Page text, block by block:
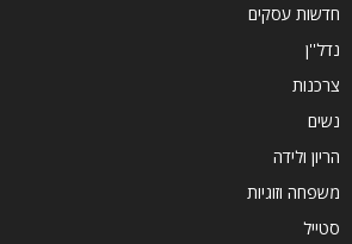
חדשות עסקים
נדל''ן
צרכנות
נשים
הריון ולידה
משפחה וזוגיות
סטייל